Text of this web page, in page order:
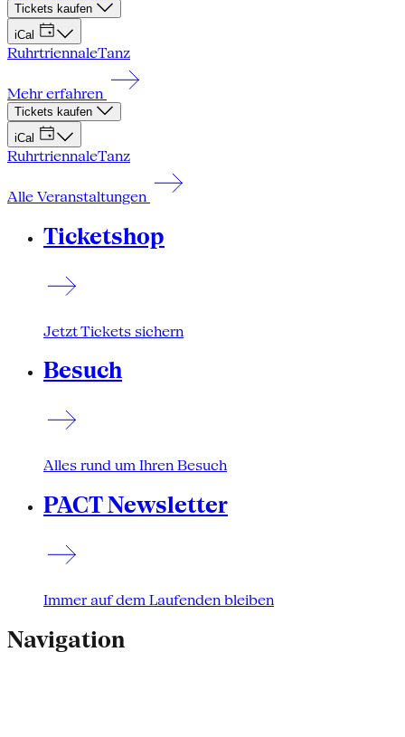
Tickets kaufen
iCal
RuhrtriennaleTanz
Mehr erfahren
Tickets kaufen
iCal
RuhrtriennaleTanz
Alle Veranstaltungen
Ticketshop
Jetzt Tickets sichern
Besuch
Alles rund um Ihren Besuch
PACT Newsletter
Immer auf dem Laufenden bleiben
Navigation